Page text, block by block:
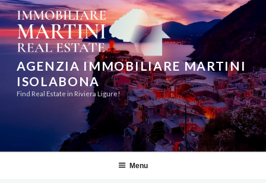
Aller
au
contenu
principal
AGENZIA IMMOBILIARE MARTINI
ISOLABONA
Find Real Estate in Riviera Ligure!
Menu